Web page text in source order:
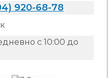
920-68-78
с 10:00 до